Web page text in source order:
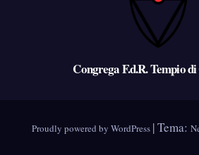
Congrega F.d.R. Tempio
Proudly powered by WordPress |Tema: